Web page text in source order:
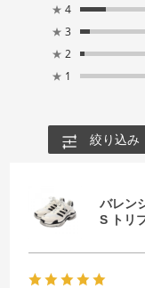
★ 4
★ 3
★ 2
★ 1
絞り込み
バレン
S トリ